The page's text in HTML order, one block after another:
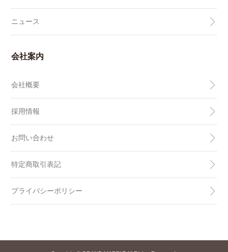
ニュース
会社案内
会社概要
採用情報
お問い合わせ
特定商取引表記
プライバシーポリシー